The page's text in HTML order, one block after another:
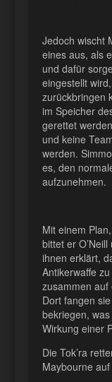
Jedoch wischt
eines aus, als
und dafür
eingestellt
zurückbringen
im Speicher
gerettet
und keine
werden.
es, den
aufzunehmen.
Mit einem
bittet er
ihnen erklärt,
Antikerwaffe
zusammen auf
Dort fangen
bekriegen,
Wirkung einer
Die Tok’ra
Maybourne